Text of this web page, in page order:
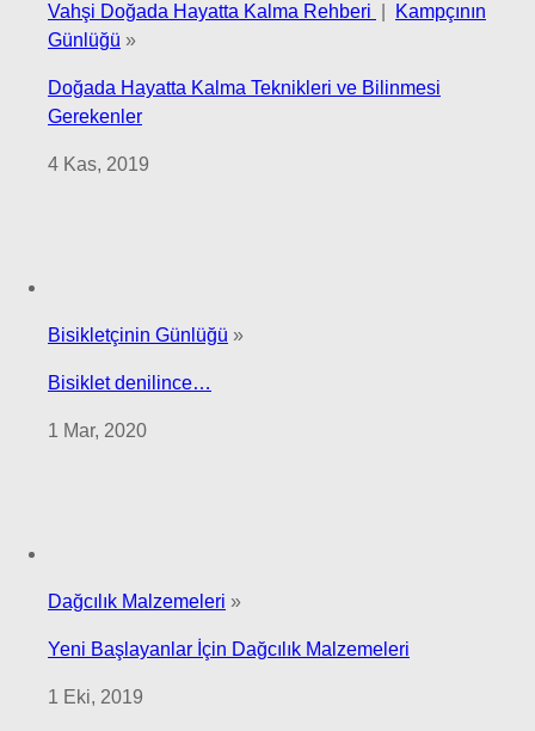
Vahşi Doğada Hayatta Kalma Rehberi
Kampçının
Günlüğü »
Doğada Hayatta Kalma Teknikleri ve Bilinmesi
Gerekenler
4 Kas, 2019
Bisikletçinin Günlüğü »
Bisiklet denilince…
1 Mar, 2020
Dağcılık Malzemeleri »
Yeni Başlayanlar İçin Dağcılık Malzemeleri
1 Eki, 2019